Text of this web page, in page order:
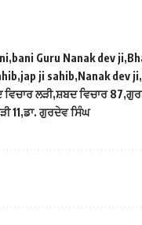
bani Guru Nanak dev ji
jap ji sahib Nanak dev ji
ਲੜੀ ਸ਼ਬਦ ਵਿਚਾਰ 87
11 ਡਾ. ਗੁਰਦੇਵ ਸਿੰਘ